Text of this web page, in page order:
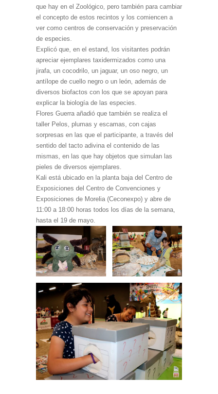
que hay en el Zoológico, pero también para cambiar
el concepto de estos recintos y los comiencen a
ver como centros de conservación y preservación
de especies.
Explicó que, en el estand, los visitantes podrán
apreciar ejemplares taxidermizados como una
jirafa, un cocodrilo, un jaguar, un oso negro, un
antílope de cuello negro o un león, además de
diversos biofactos con los que se apoyan para
explicar la biología de las especies.
Flores Guerra añadió que también se realiza el
taller Pelos, plumas y escamas, con cajas
sorpresas en las que el participante, a través del
sentido del tacto adivina el contenido de las
mismas, en las que hay objetos que simulan las
pieles de diversos ejemplares.
Kali está ubicado en la planta baja del Centro de
Exposiciones del Centro de Convenciones y
Exposiciones de Morelia (Ceconexpo) y abre de
11:00 a 18:00 horas todos los días de la semana,
hasta el 19 de mayo.